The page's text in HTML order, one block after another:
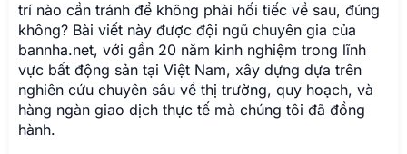
trí nào cần tránh để không phải hối tiếc về sau, đúng
không? Bài viết này được đội ngũ chuyên gia của
bannha.net, với gần 20 năm kinh nghiệm trong lĩnh
vực bất động sản tại Việt Nam, xây dựng dựa trên
nghiên cứu chuyên sâu về thị trường, quy hoạch, và
hàng ngàn giao dịch thực tế mà chúng tôi đã đồng
hành.